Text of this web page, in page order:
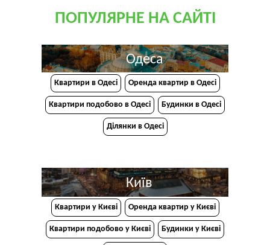
ПОПУЛЯРНЕ НА САЙТІ
Одеса
Квартири в Одесі Оренда квартир в Одесі
Квартири подобово в Одесі Будинки в Одесі
Ділянки в Одесі
Київ
Квартири у Києві Оренда квартир у Києві
Квартири подобово у Києві Будинки у Києві